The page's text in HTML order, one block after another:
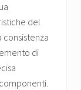
del
di